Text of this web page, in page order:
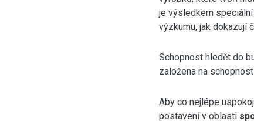
je výsledkem
výzkumu, jak dokazují
Schopnost hledět do
založena na
Aby co nejlépe
postavení v oblasti